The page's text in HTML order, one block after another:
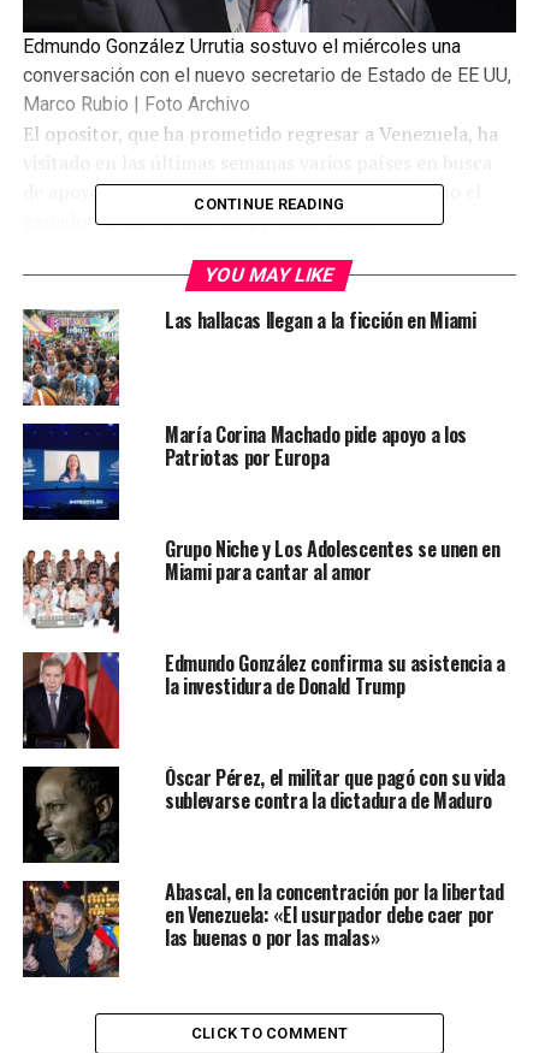
Edmundo González Urrutia sostuvo el miércoles una
conversación con el nuevo secretario de Estado de EE UU,
Marco Rubio | Foto Archivo
El opositor, que ha prometido regresar a Venezuela, ha
de apoyo tras ser declarado por la oposición como el
ganador de las elecciones presidenciales.
El líder opositor venezolanoEdmundo González
ciudad de Miami después de realizar una gira por varios
países de la región y de acudir esta semana en
Washington a los actos de investidura del presidente de
Estados Unidos, Donald Trump.
El opositor, que ha prometido regresar a Venezuela, ha
visitado en las últimas semanas varios países en busca
de apoyo tras ser declarado por la oposición como el
ganador de las elecciones presidenciales de julio pasado
frente a Nicolás Maduro.
Le puede interesar:
la libertad en Venezuela: «El usurpador debe caer
por las buenas o por las malas»
González Urrutia, a quien Estados Unidos considera el
presidente electo de Venezuela, pese a que el Consejo
Nacional Electoral (CNE) proclamó la victoria de
Maduro el pasado julio, por lo que el chavista tomó
posesión el 10 de enero como mandatario para un nuevo
sexenio en el poder, tiene previsto el sábado un
encuentro con la comunidad venezolana en Miami, del
que aún no hay detalles, pero que fue anunciado a través
de las redes sociales por el Comando Con Venezuela.
Edmundo González se reunió
CONTINUE READING
YOU MAY LIKE
Las hallacas llegan a la ficción en Miami
María Corina Machado pide apoyo a los
Patriotas por Europa
Grupo Niche y Los Adolescentes se unen en
Miami para cantar al amor
Edmundo González confirma su asistencia a
la investidura de Donald Trump
Óscar Pérez, el militar que pagó con su vida
sublevarse contra la dictadura de Maduro
Abascal, en la concentración por la libertad
en Venezuela: «El usurpador debe caer por
las buenas o por las malas»
CLICK TO COMMENT